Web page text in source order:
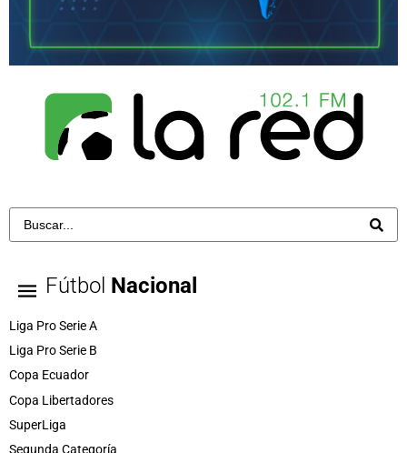
Fútbol Nacional
Liga Pro Serie A
Liga Pro Serie B
Copa Ecuador
Copa Libertadores
SuperLiga
Segunda Categoría